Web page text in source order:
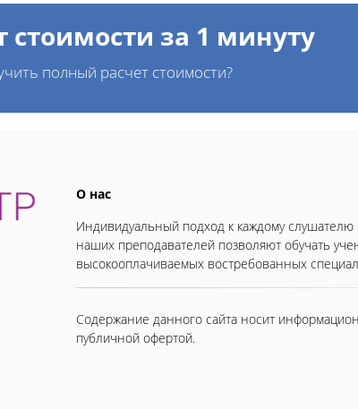
стоимости за 1 минуту
полный расчет стоимости?
О нас
Индивидуальный подход к каждому слушателю
наших преподавателей позволяют обучать
высокооплачиваемых востребованных
Содержание данного сайта носит
публичной офертой.